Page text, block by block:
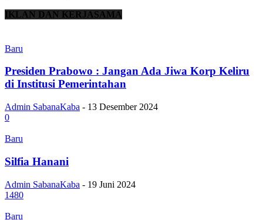
IKLAN DAN KERJASAMA
Baru
Presiden Prabowo : Jangan Ada Jiwa Korp Keliru
di Institusi Pemerintahan
Admin SabanaKaba - 13 Desember 2024
0
Baru
Silfia Hanani
Admin SabanaKaba - 19 Juni 2024
1480
Baru